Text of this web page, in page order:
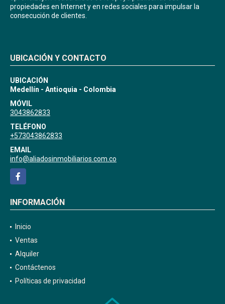
propiedades en Internet y en redes sociales para impulsar la
consecución de clientes.
UBICACIÓN Y CONTACTO
UBICACIÓN
Medellín - Antioquia - Colombia
MÓVIL
3043862833
TELÉFONO
+573043862833
EMAIL
info@aliadosinmobiliarios.com.co
Facebook
INFORMACIÓN
Inicio
Ventas
Alquiler
Contáctenos
Políticas de privacidad